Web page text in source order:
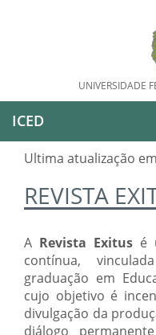
UNIVERSIDADE
ICED
Ultima atualização
REVISTA
A Revista Exitus é
contínua,
graduação em
cujo objetivo é
divulgação da
diálogo